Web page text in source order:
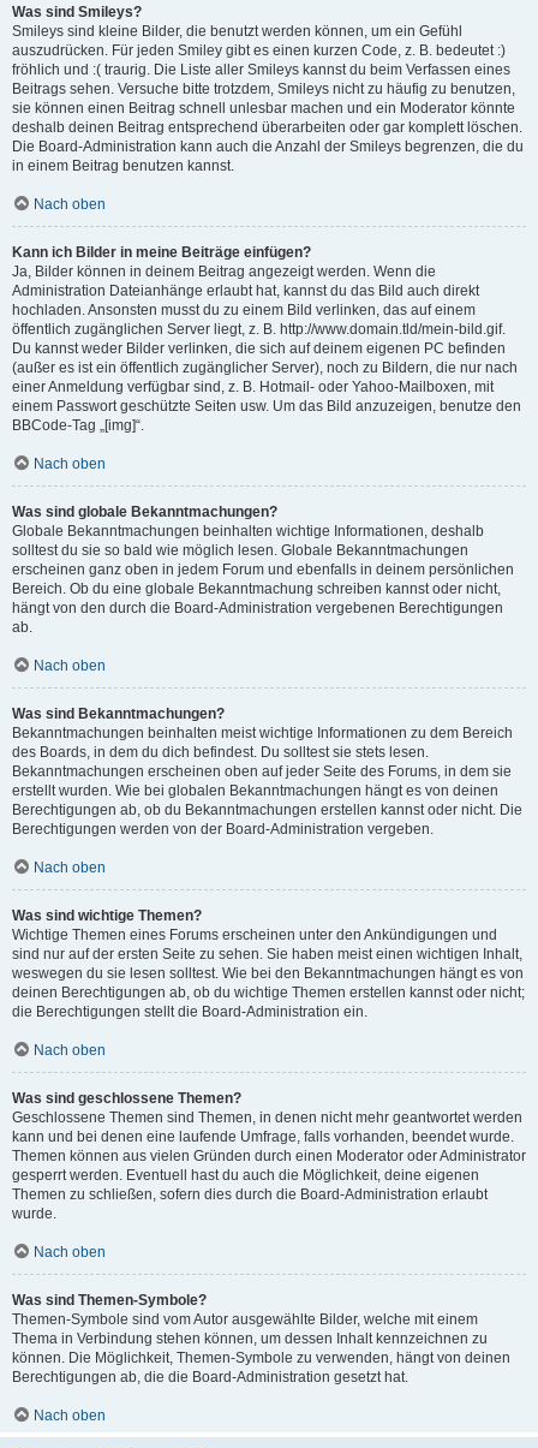
Was sind Smileys?
Smileys sind kleine Bilder, die benutzt werden können, um ein Gefühl
auszudrücken. Für jeden Smiley gibt es einen kurzen Code, z. B. bedeutet :)
fröhlich und :( traurig. Die Liste aller Smileys kannst du beim Verfassen eines
Beitrags sehen. Versuche bitte trotzdem, Smileys nicht zu häufig zu benutzen,
sie können einen Beitrag schnell unlesbar machen und ein Moderator könnte
deshalb deinen Beitrag entsprechend überarbeiten oder gar komplett löschen.
Die Board-Administration kann auch die Anzahl der Smileys begrenzen, die du
in einem Beitrag benutzen kannst.
Nach oben
Kann ich Bilder in meine Beiträge einfügen?
Ja, Bilder können in deinem Beitrag angezeigt werden. Wenn die
Administration Dateianhänge erlaubt hat, kannst du das Bild auch direkt
hochladen. Ansonsten musst du zu einem Bild verlinken, das auf einem
öffentlich zugänglichen Server liegt, z. B. http://www.domain.tld/mein-bild.gif.
Du kannst weder Bilder verlinken, die sich auf deinem eigenen PC befinden
(außer es ist ein öffentlich zugänglicher Server), noch zu Bildern, die nur nach
einer Anmeldung verfügbar sind, z. B. Hotmail- oder Yahoo-Mailboxen, mit
einem Passwort geschützte Seiten usw. Um das Bild anzuzeigen, benutze den
BBCode-Tag „[img]“.
Nach oben
Was sind globale Bekanntmachungen?
Globale Bekanntmachungen beinhalten wichtige Informationen, deshalb
solltest du sie so bald wie möglich lesen. Globale Bekanntmachungen
erscheinen ganz oben in jedem Forum und ebenfalls in deinem persönlichen
Bereich. Ob du eine globale Bekanntmachung schreiben kannst oder nicht,
hängt von den durch die Board-Administration vergebenen Berechtigungen
ab.
Nach oben
Was sind Bekanntmachungen?
Bekanntmachungen beinhalten meist wichtige Informationen zu dem Bereich
des Boards, in dem du dich befindest. Du solltest sie stets lesen.
Bekanntmachungen erscheinen oben auf jeder Seite des Forums, in dem sie
erstellt wurden. Wie bei globalen Bekanntmachungen hängt es von deinen
Berechtigungen ab, ob du Bekanntmachungen erstellen kannst oder nicht. Die
Berechtigungen werden von der Board-Administration vergeben.
Nach oben
Was sind wichtige Themen?
Wichtige Themen eines Forums erscheinen unter den Ankündigungen und
sind nur auf der ersten Seite zu sehen. Sie haben meist einen wichtigen Inhalt,
weswegen du sie lesen solltest. Wie bei den Bekanntmachungen hängt es von
deinen Berechtigungen ab, ob du wichtige Themen erstellen kannst oder nicht;
die Berechtigungen stellt die Board-Administration ein.
Nach oben
Was sind geschlossene Themen?
Geschlossene Themen sind Themen, in denen nicht mehr geantwortet werden
kann und bei denen eine laufende Umfrage, falls vorhanden, beendet wurde.
Themen können aus vielen Gründen durch einen Moderator oder Administrator
gesperrt werden. Eventuell hast du auch die Möglichkeit, deine eigenen
Themen zu schließen, sofern dies durch die Board-Administration erlaubt
wurde.
Nach oben
Was sind Themen-Symbole?
Themen-Symbole sind vom Autor ausgewählte Bilder, welche mit einem
Thema in Verbindung stehen können, um dessen Inhalt kennzeichnen zu
können. Die Möglichkeit, Themen-Symbole zu verwenden, hängt von deinen
Berechtigungen ab, die die Board-Administration gesetzt hat.
Nach oben